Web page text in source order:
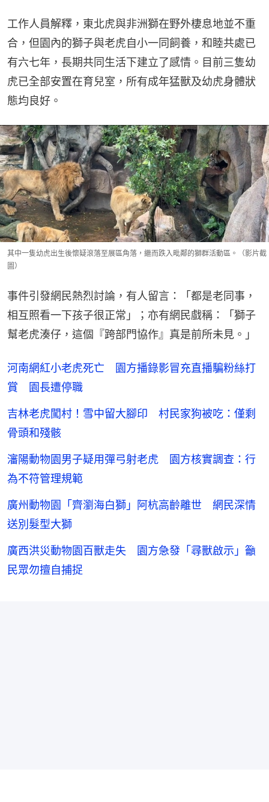
工作人員解釋，東北虎與非洲獅在野外棲息地並不重
合，但園內的獅子與老虎自小一同飼養，和睦共處已
有六七年，長期共同生活下建立了感情。目前三隻幼
虎已全部安置在育兒室，所有成年猛獸及幼虎身體狀
態均良好。
其中一隻幼虎出生後懷疑滾落至展區角落，繼而跌入毗鄰的獅群活動區。（影片截
圖）
事件引發網民熱烈討論，有人留言：「都是老同事，
相互照看一下孩子很正常」；亦有網民戲稱：「獅子
幫老虎湊仔，這個『跨部門協作』真是前所未見。」
河南網紅小老虎死亡 園方播錄影冒充直播騙粉絲打
賞 園長遭停職
吉林老虎闖村！雪中留大腳印 村民家狗被吃：僅剩
骨頭和殘骸
瀋陽動物園男子疑用彈弓射老虎 園方核實調查：行
為不符管理規範
廣州動物園「齊瀏海白獅」阿杭高齡離世 網民深情
送別髮型大獅
廣西洪災動物園百獸走失 園方急發「尋獸啟示」籲
民眾勿擅自捕捉